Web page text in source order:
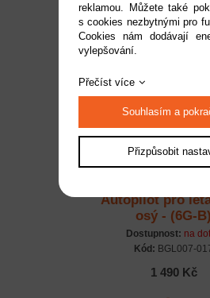
1 490 Kč
Autopilot pro
osý - (6G-B)
Dostupnost: na
Kód: BGL007-
1 490 Kč
reklamou. Můžete také
s cookies nezbytnými pro
Cookies nám dodávají
vylepšování.
Přečíst více
Souhlasím a
Přizpůsobit